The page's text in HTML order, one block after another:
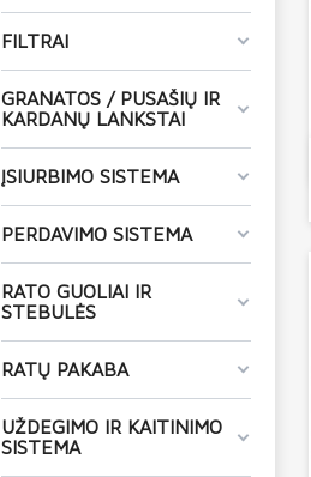
FILTRAI
GRANATOS / PUSAŠIŲ IR
KARDANŲ LANKSTAI
ĮSIURBIMO SISTEMA
PERDAVIMO SISTEMA
RATO GUOLIAI IR
STEBULĖS
RATŲ PAKABA
UŽDEGIMO IR KAITINIMO
SISTEMA